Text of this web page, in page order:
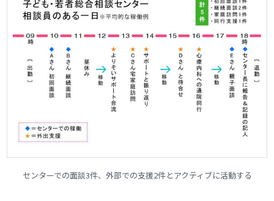
センターでの面談3件、外部での支援2件とアクティブに活動する